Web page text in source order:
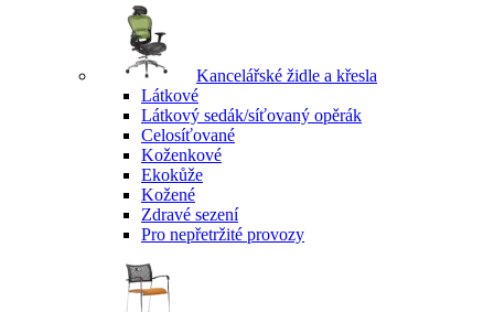
Kancelářské židle a křesla
Látkové
Látkový sedák/síťovaný opěrák
Celosíťované
Koženkové
Ekokůže
Kožené
Zdravé sezení
Pro nepřetržité provozy